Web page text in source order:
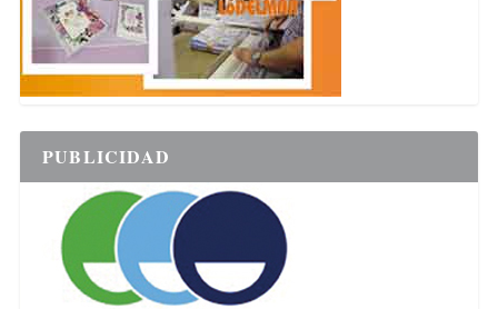
PUBLICIDAD